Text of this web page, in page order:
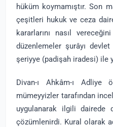
hüküm koymamıştır. Son
çeşitleri hukuk ve ceza
kararlarını nasıl
düzenlemeler şurâyı
şeriyye (padişah iradesi) ile
Divan-ı Ahkâm-ı Adliye
mümeyyizler tarafından
uygulanarak ilgili dairede
çözümlenirdi. Kural olarak